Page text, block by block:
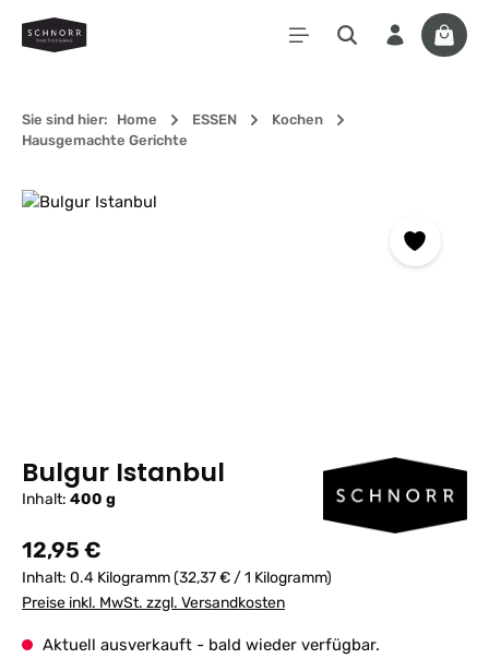
Zum Hauptinhalt springen
Sie sind hier: Home ESSEN
Kochen
Hausgemachte Gerichte
Bildergalerie überspringen
Bulgur Istanbul
Inhalt: 400 g
Regulärer Preis:
12,95 €
Inhalt: 0.4 Kilogramm(32,37 € / 1 Kilogramm)
Preise inkl. MwSt. zzgl. Versandkosten
Aktuell ausverkauft - bald wieder verfügbar.